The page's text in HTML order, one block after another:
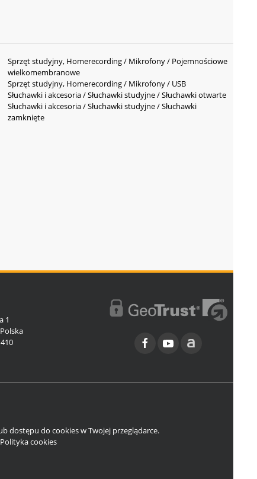
Sprzęt studyjny, Homerecording / Mikrofony / Pojemnościowe
wielkomembranowe
Sprzęt studyjny, Homerecording / Mikrofony / USB
Słuchawki i akcesoria / Słuchawki studyjne / Słuchawki otwarte
Słuchawki i akcesoria / Słuchawki studyjne / Słuchawki
zamknięte
1
dostępu do cookies w Twojej przeglądarce.
Polityka cookies